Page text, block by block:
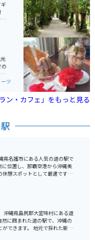
ツ
ン・カフェ」をもっと見る
県名護市にある人気の道の駅で
位置し、那覇空港から沖縄美
憩スポットとして最適です。
豊富に揃う農産物直売所は、
のご当地グルメが味わえる飲
で安心です。ツーリングの休
沖縄本島北部を巡る際の拠点
沖縄県島尻郡大宜味村にある道
に囲まれた道の駅で、沖縄の
地元で採れた新鮮
いるほか、沖縄そばなどの軽